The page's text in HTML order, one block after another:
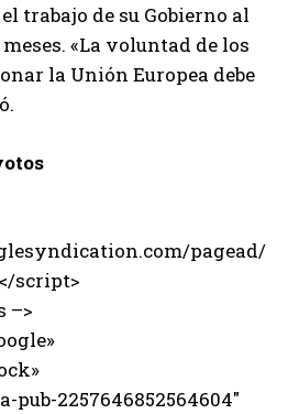
trabajo de su Gobierno al
«La voluntad de los
la Unión Europea debe
pagead/
script>
–>
2257646852564604″